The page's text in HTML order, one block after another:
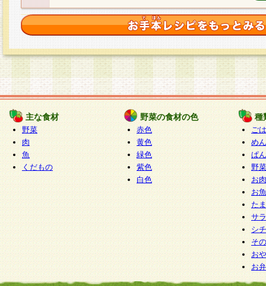
主な食材
野菜
肉
魚
くだもの
野菜の食材の色
赤色
黄色
緑色
紫色
白色
種
ご
めん
ぱん
野
お
お
た
サ
シ
そ
お
お